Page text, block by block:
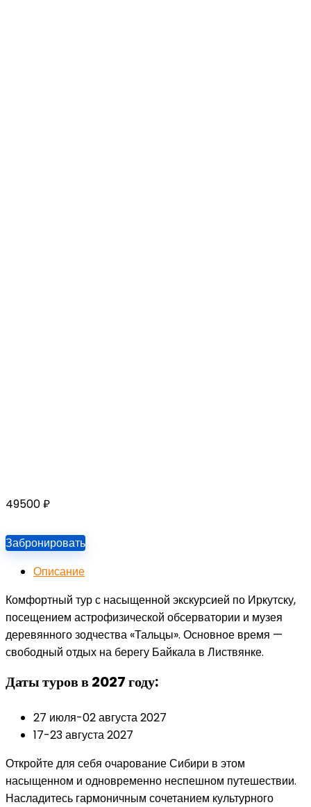
49500₽
Забронировать
Описание
Комфортный тур с насыщенной экскурсией по Иркутску,
посещением астрофизической обсерватории и музея
деревянного зодчества «Тальцы». Основное время —
свободный отдых на берегу Байкала в Листвянке.
Даты туров в 2027 году:
27 июля-02 августа 2027
17-23 августа 2027
Откройте для себя очарование Сибири в этом
насыщенном и одновременно неспешном путешествии.
Насладитесь гармоничным сочетанием культурного